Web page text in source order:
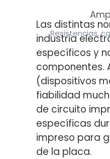
Resistencias,
Las distintas
industria
específicos y
componentes.
(dispositivos
fiabilidad
de circuito
específicas
impreso para
de la placa.